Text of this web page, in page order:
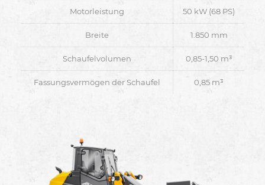
Motorleistung 50 kW (68 PS)
Breite 1.850 mm
Schaufelvolumen 0,85-1,50 m³
Fassungsvermögen der Schaufel 0,85 m³